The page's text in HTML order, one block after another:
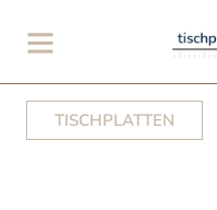
TISCHPLATTEN